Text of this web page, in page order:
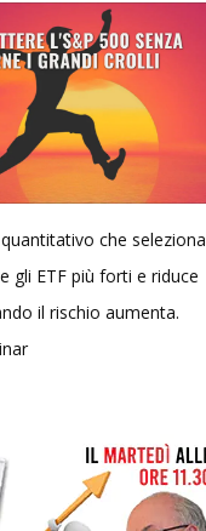
che seleziona
gli ETF più forti e riduce
il rischio aumenta.